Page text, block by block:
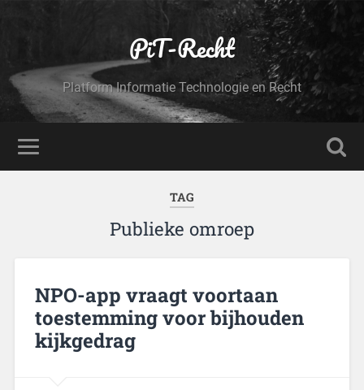
PiT-Recht
Platform Informatie Technologie en Recht
TAG
Publieke omroep
NPO-app vraagt voortaan
toestemming voor bijhouden
kijkgedrag